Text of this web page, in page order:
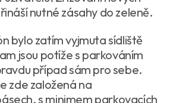
nutné zásahy do zeleně.
bylo zatím vyjmuta sídliště
jsou potíže s parkováním
případ sám pro sebe.
zde založená na
s minimem parkovacích